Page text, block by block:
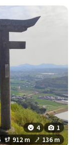
4
1
912 m 136 m